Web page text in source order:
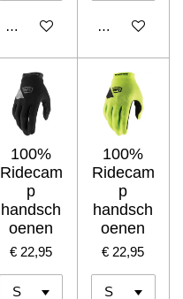
In winkelwagen In
100%
Ridecam
p
handsch
oenen
€ 22,95
100%
Ridecam
p
handsch
oenen
€ 22,95